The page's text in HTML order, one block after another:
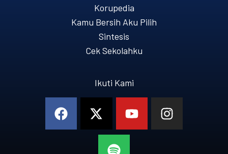
Korupedia
Kamu Bersih Aku Pilih
Sintesis
Cek Sekolahku
Ikuti Kami